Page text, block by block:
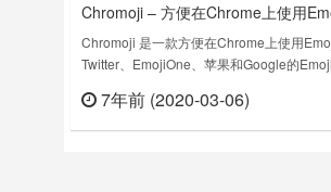
Chromoji – 方便在Chrome上使用
Chromoji 是一款方便在Chrome上使用
Twitter、EmojiOne、苹果和Google的
browser.Currently supports Twitter……
7年前 (2020-03-06)